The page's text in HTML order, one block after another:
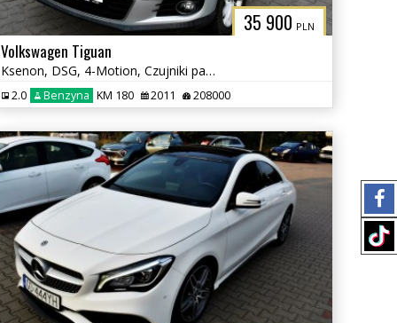
35 900 PLN
Volkswagen Tiguan
Ksenon, DSG, 4-Motion, Czujniki parkowania tył, Klimatyzacja, Hak
2.0 Benzyna KM 180 2011 208000